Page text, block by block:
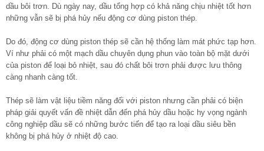
dầu bôi trơn. Dù ngày nay, dầu tổng hợp có khả năng chịu nhiệt tốt hơn
những vẫn sẽ bị phá hủy nếu động cơ dùng piston thép.
Do đó, động cơ dùng piston thép sẽ cần hệ thống làm mát phức tạp hơn.
Ví như phải có một mạch dầu chuyên dụng phun vào toàn bộ mặt dưới
của piston để loại bỏ nhiệt, sau đó chất bôi trơn phải được lưu thông
càng nhanh càng tốt.
Thép sẽ làm vật liệu tiềm năng đối với piston nhưng cần phải có biện
pháp giải quyết vấn đề nhiệt dẫn đến phá hủy dầu hoặc hy vọng ngành
công nghiệp dầu sẽ có những bước tiến để tạo ra loại dầu siêu bền
không bị phá hủy ở nhiệt độ cao.